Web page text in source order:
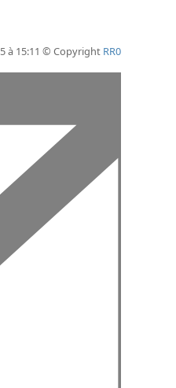
à 15:11 © Copyright RR0